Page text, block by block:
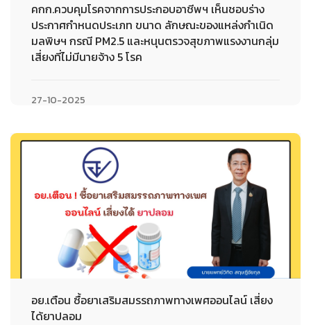
คกก.ควบคุมโรคจากการประกอบอาชีพฯ เห็นชอบร่าง
ประกาศกำหนดประเภท ขนาด ลักษณะของแหล่งกำเนิด
มลพิษฯ กรณี PM2.5 และหนุนตรวจสุขภาพแรงงานกลุ่ม
เสี่ยงที่ไม่มีนายจ้าง 5 โรค
27-10-2025
อย.เตือน ซื้อยาเสริมสมรรถภาพทางเพศออนไลน์ เสี่ยง
ได้ยาปลอม